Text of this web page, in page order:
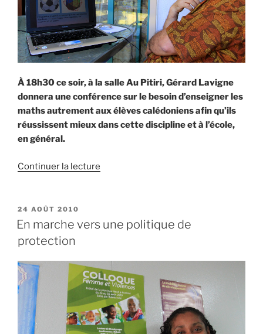
À 18h30 ce soir, à la salle Au Pitiri, Gérard Lavigne
donnera une conférence sur le besoin d’enseigner les
maths autrement aux élèves calédoniens afin qu’ils
réussissent mieux dans cette discipline et à l’école,
en général.
Continuer la lecture
autrement »
PUBLIÉ
LE
24 AOÛT 2010
En marche vers une politique de
protection